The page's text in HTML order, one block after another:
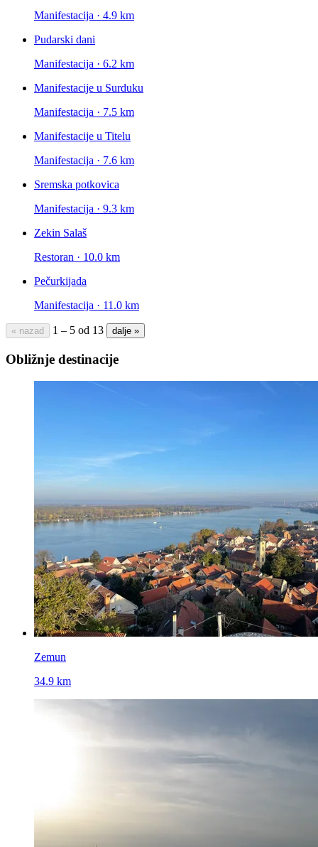
Manifestacija · 4.9 km
Pudarski dani
Manifestacija · 6.2 km
Manifestacije u Surduku
Manifestacija · 7.5 km
Manifestacije u Titelu
Manifestacija · 7.6 km
Sremska potkovica
Manifestacija · 9.3 km
Zekin Salaš
Restoran · 10.0 km
Pečurkijada
Manifestacija · 11.0 km
« nazad 1 – 5 od 13 dalje »
Obližnje destinacije
Zemun
34.9 km